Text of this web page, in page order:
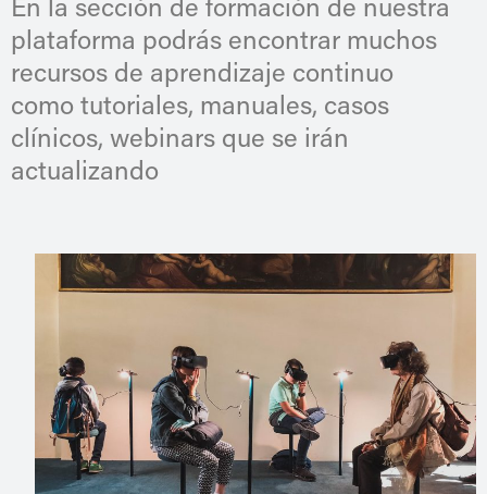
En la sección de formación de nuestra
plataforma podrás encontrar muchos
recursos de aprendizaje continuo
como tutoriales, manuales, casos
clínicos, webinars que se irán
actualizando